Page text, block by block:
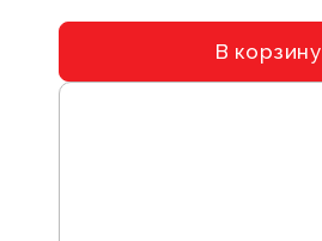
В корзину